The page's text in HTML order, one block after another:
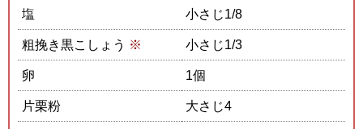
塩 小さじ1/8
粗挽き黒こしょう ※ 小さじ1/3
卵 1個
片栗粉 大さじ4